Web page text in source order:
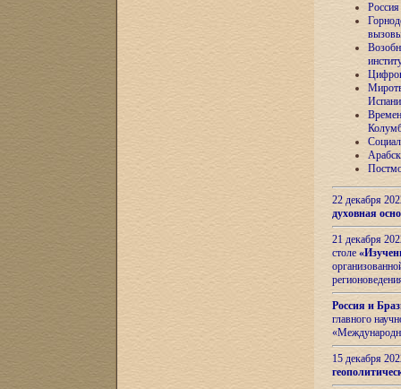
22 декабря
духовная
21 декабря
столе
Россия и
главного
15 декабря